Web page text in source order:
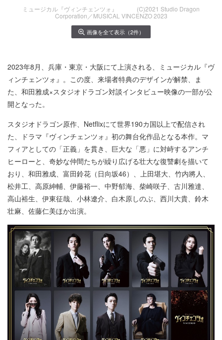
ミュージカル『ヴィンチェンツォ』 (C)2021 Studio Dragon
Corporation／MUSICAL VINCENZO 2023
画像を全て表示（2件）
2023年8月、兵庫・東京・大阪にて上演される、ミュージカル『ヴ
ィンチェンツォ』。この度、来場者特典のデザインが解禁、ま
た、和田雅成×スタジオドラゴン対談インタビュー映像の一部が公
開となった。
スタジオドラゴン原作、Netflixにて世界190カ国以上で配信され
た、ドラマ『ヴィンチェンツォ』初の舞台化作品となる本作。マ
フィアとしての「正義」を貫き、巨大な「悪」に対峙するアンチ
ヒーローと、奇妙な仲間たちが繰り広げる壮大な復讐劇を描いて
おり、和田雅成、富田鈴花（日向坂46）、上田堪大、竹内將人、
松井工、高原紳輔、伊藤裕一、中野郁海、柴崎咲子、古川雅達、
高山裕生、伊東征哉、小林遼介、白木原しのぶ、西川大貴、鈴木
壮麻、佐藤仁美ほか出演。